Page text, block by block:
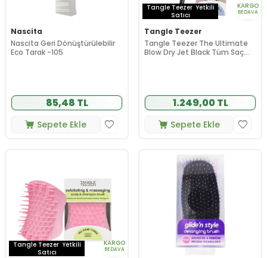
Nascita
Nascita Geri Dönüştürülebilir
Eco Tarak -105
85,48 TL
Sepete Ekle
Tangle Teezer Yetkili
Satıcı
KARGO
BEDAVA
Tangle Teezer
Tangle Teezer The Ultimate
Blow Dry Jet Black Tüm Saç
1.249,00 TL
Sepete Ekle
Tangle Teezer Yetkili
Satıcı
KARGO
BEDAVA